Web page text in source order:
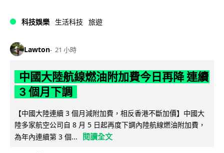
科技娛樂 生活科技 旅遊
Lawton 21 小時
中國大陸航線燃油附加費今日再降 連續
3 個月下調
【中國大陸連續 3 個月減附加費，相反香港不斷加價】中國大
陸多家航空公司自 8 月 5 日起再度下調內陸航線燃油附加費，
為年內連續第 3 個...
閱讀全文